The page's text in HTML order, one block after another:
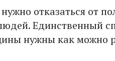
отказаться от
Единственный
нужны как можно